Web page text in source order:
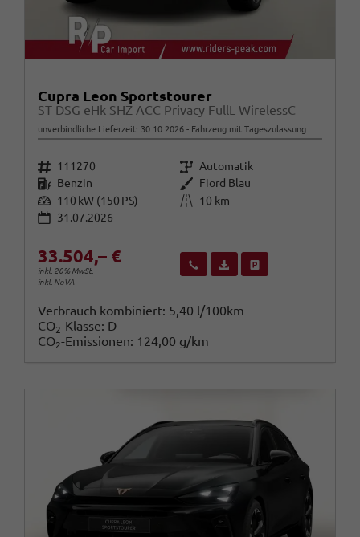
Cupra Leon Sportstourer
ST DSG eHk SHZ ACC Privacy FullL WirelessC
unverbindliche Lieferzeit: 30.10.2026 Fahrzeug mit Tageszulassung
Fahrzeugnr. 111270 Getriebe Automatik
Kraftstoff Benzin Außenfarbe Fiord Blau
Leistung 110 kW (150 PS) Kilometerstand
10 km
31.07.2026
33.504,– €
inkl. 20% MwSt.
inkl. NoVA
Wir rufen Sie anFahrzeugexposé (PDF)
Verbrauch kombiniert: 5,40 l/100km
CO2-Klasse: D
CO2-Emissionen: 124,00 g/km